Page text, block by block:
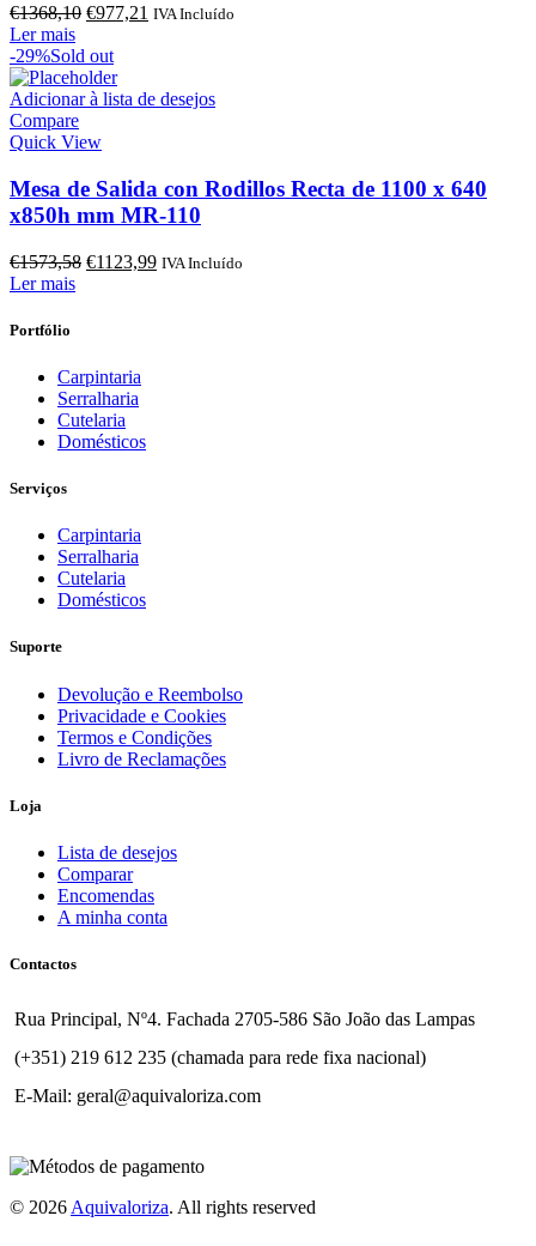
€1368,10 O
original
era:
€1368,10.
€977,21 O
€977,21.
IVA Incluído
Ler mais
-29%Sold out
Adicionar à lista de desejos
Compare
Quick View
Mesa de Salida con Rodillos Recta de 1100 x 640
x850h mm MR-110
€1573,58 O
€1123,99OIVA Incluído
Ler mais
Portfólio
Carpintaria
Serralharia
Cutelaria
Domésticos
Serviços
Carpintaria
Serralharia
Cutelaria
Domésticos
Suporte
Devolução e Reembolso
Privacidade e Cookies
Termos e Condições
Livro de Reclamações
Loja
Lista de desejos
Comparar
Encomendas
A minha conta
Contactos
Rua Principal, Nº4. Fachada 2705-586 São João das Lampas
(+351) 219 612 235 (chamada para rede fixa nacional)
E-Mail: geral@aquivaloriza.com
© 2026 Aquivaloriza. All rights reserved